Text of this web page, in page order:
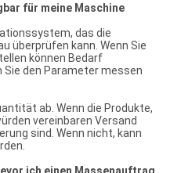
für meine Maschine
das die
überprüfen kann. Wenn Sie
können Bedarf
Sie den Parameter messen
ab. Wenn die Produkte,
vereinbaren Versand
sind. Wenn nicht, kann
ich einen Massenauftrag